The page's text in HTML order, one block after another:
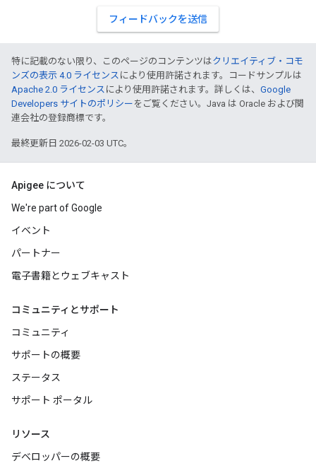
フィードバックを送信
特に記載のない限り、このページのコンテンツはクリエイティブ・コモ
ンズの表示 4.0 ライセンス により使用許諾されます。コードサンプルは
Apache 2.0 ライセンス により使用許諾されます。詳しくは、 Google
Developers サイトのポリシー をご覧ください。Java は Oracle および関
連会社の登録商標です。
最終更新日 2026-02-03 UTC。
Apigee について
We're part of Google
イベント
パートナー
電子書籍とウェブキャスト
コミュニティとサポート
コミュニティ
サポートの概要
ステータス
サポート ポータル
リソース
デベロッパーの概要